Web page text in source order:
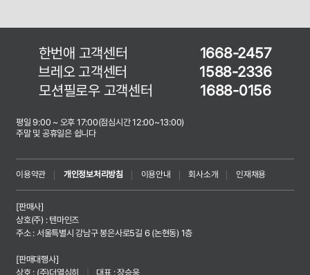
한번애 고객센터
1668-2457
브레오 고객센터
1588-2336
모션필로우 고객센터
1688-0156
평일 9:00 ~ 오후 17:00(점심시간 12:00~13:00)
주말 및 공휴일은 쉽니다
이용약관 개인정보처리방침 이용안내 회사소개 인재채용
[판매사]
상호(주) : 텐마인즈
주소 : 서울특별시 강남구 봉은사로5길 6 (논현동) 1층
[판매대행사]
상호 : (주)더열심히
대표 : 장승웅